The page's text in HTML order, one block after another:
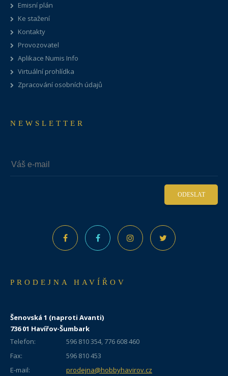
Emisní plán
Ke stažení
Kontakty
Provozovatel
Aplikace Numis Info
Virtuální prohlídka
Zpracování osobních údajů
NEWSLETTER
ODESLAT
PRODEJNA HAVÍŘOV
Šenovská 1 (naproti Avanti)
736 01 Havířov-Šumbark
Telefon:
596 810 354, 776 608 460
Fax:
596 810 453
E-mail:
prodejna@hobbyhavirov.cz